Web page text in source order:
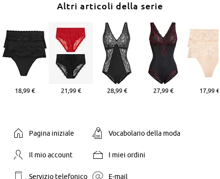
Altri articoli della serie
18,99 € 21,99 € 28,99 € 27,99 € 17,99 €
Pagina iniziale Vocabolario della moda
Il mio account I miei ordini
Servizio telefonico E-mail